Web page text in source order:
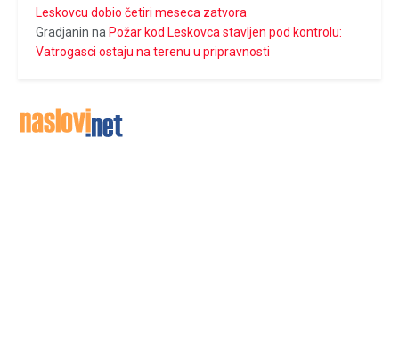
Leskovcu dobio četiri meseca zatvora
Gradjanin na Požar kod Leskovca stavljen pod kontrolu:
Vatrogasci ostaju na terenu u pripravnosti